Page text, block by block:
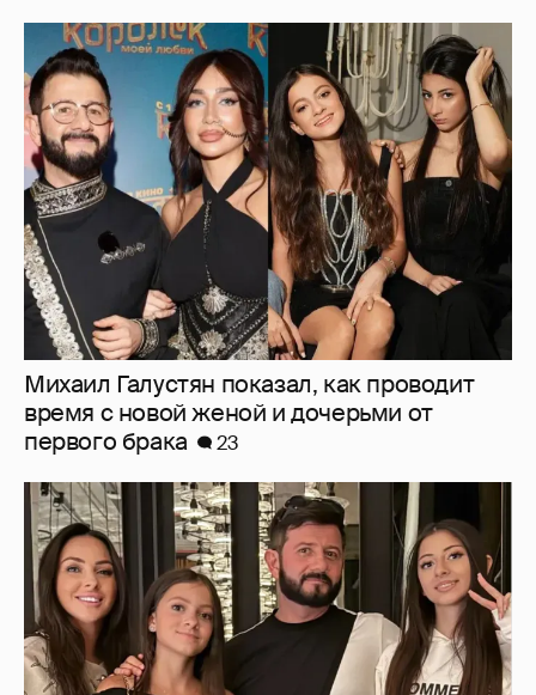
Михаил Галустян показал, как проводит
время с новой женой и дочерьми от
первого брака
23